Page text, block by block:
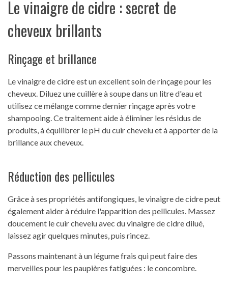
Le vinaigre de cidre : secret de
cheveux brillants
Rinçage et brillance
Le vinaigre de cidre est un excellent soin de rinçage pour les
cheveux. Diluez une cuillère à soupe dans un litre d'eau et
utilisez ce mélange comme dernier rinçage après votre
shampooing. Ce traitement aide à éliminer les résidus de
produits, à équilibrer le pH du cuir chevelu et à apporter de la
brillance aux cheveux.
Réduction des pellicules
Grâce à ses propriétés antifongiques, le vinaigre de cidre peut
également aider à réduire l'apparition des pellicules. Massez
doucement le cuir chevelu avec du vinaigre de cidre dilué,
laissez agir quelques minutes, puis rincez.
Passons maintenant à un légume frais qui peut faire des
merveilles pour les paupières fatiguées : le concombre.